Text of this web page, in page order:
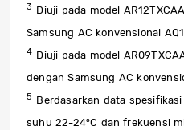
3 Diuji pada model
Samsung AC konvensional
4 Diuji pada model
dengan Samsung AC
5 Berdasarkan data
suhu 22-24⁰C dan frekuensi